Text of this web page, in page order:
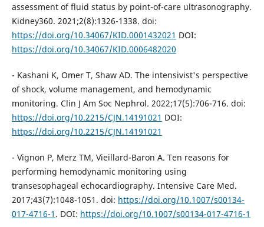
assessment of fluid status by point-of-care ultrasonography.
Kidney360. 2021;2(8):1326-1338. doi:
https://doi.org/10.34067/KID.0001432021 DOI:
https://doi.org/10.34067/KID.0006482020
- Kashani K, Omer T, Shaw AD. The intensivist's perspective
of shock, volume management, and hemodynamic
monitoring. Clin J Am Soc Nephrol. 2022;17(5):706-716. doi:
https://doi.org/10.2215/CJN.14191021 DOI:
https://doi.org/10.2215/CJN.14191021
- Vignon P, Merz TM, Vieillard-Baron A. Ten reasons for
performing hemodynamic monitoring using
transesophageal echocardiography. Intensive Care Med.
2017;43(7):1048-1051. doi: https://doi.org/10.1007/s00134-
017-4716-1 . DOI: https://doi.org/10.1007/s00134-017-4716-1